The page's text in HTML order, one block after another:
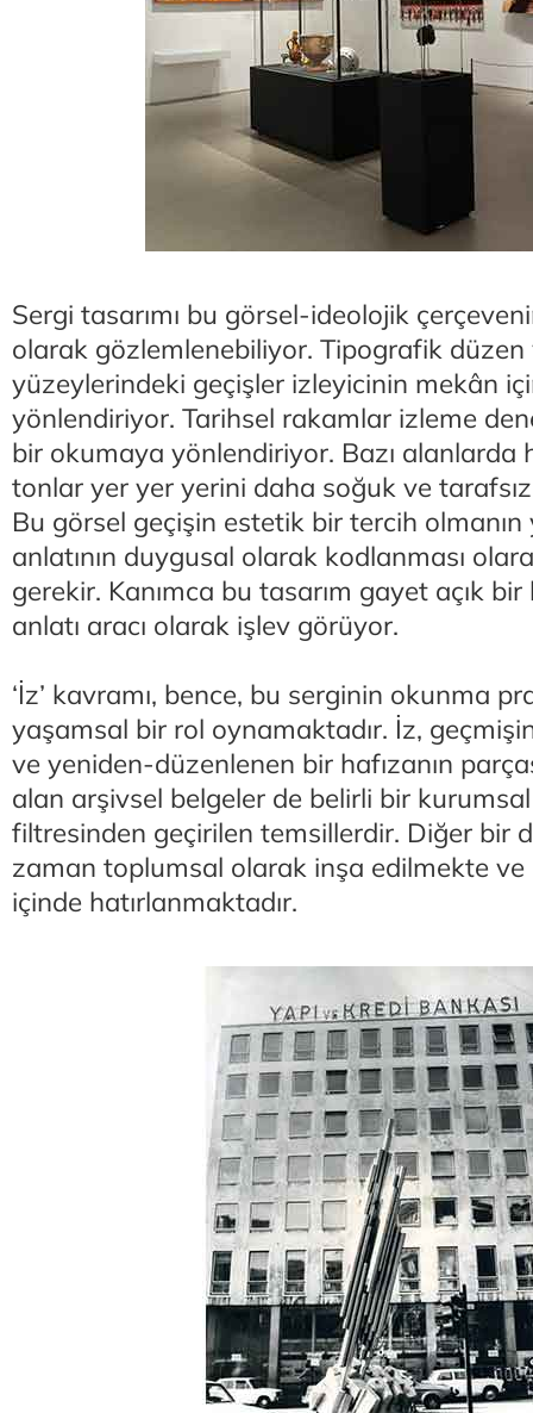
Sergi tasarımı bu görsel-ideolojik
olarak gözlemlenebiliyor. Tipografik
yüzeylerindeki geçişler izleyicinin mekân
yönlendiriyor. Tarihsel rakamlar izleme
bir okumaya yönlendiriyor. Bazı alanlarda
tonlar yer yer yerini daha soğuk ve
Bu görsel geçişin estetik bir tercih olmanın
anlatının duygusal olarak kodlanması
gerekir. Kanımca bu tasarım gayet açık
anlatı aracı olarak işlev görüyor.
‘İz’ kavramı, bence, bu serginin okunma
yaşamsal bir rol oynamaktadır. İz, geçmişin
ve yeniden-düzenlenen bir hafızanın
alan arşivsel belgeler de belirli bir
filtresinden geçirilen temsillerdir. Diğer bir
zaman toplumsal olarak inşa edilmekte ve
içinde hatırlanmaktadır.